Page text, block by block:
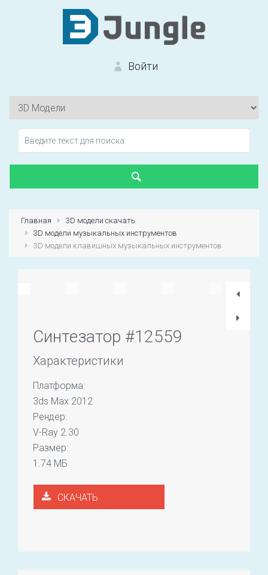
Войти
Первый раз? Зарегистрироваться
Главная
3D модели скачать
3D модели музыкальных инструментов
3D модели клавишных музыкальных инструментов
Синтезатор #12559
Характеристики
Платформа:
3ds Max 2012
Рендер:
V-Ray 2.30
Размер:
1.74 МБ
СКАЧАТЬ